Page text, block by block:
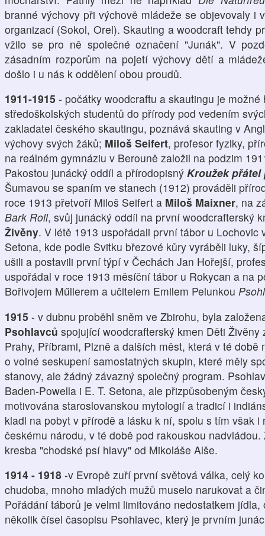
branné výchovy při výchově mládeže se objevovaly i
organizací (Sokol, Orel). Skauting a woodcraft tehdy
vžilo se pro ně společné označení "Junák". V
zásadním rozporům na pojetí výchovy dětí a
došlo i u nás k oddělení obou proudů.
1911-1915 - počátky woodcraftu a skautingu je možné
středoškolských studentů do přírody pod vedením
zakladatel českého skautingu, poznává skauting v
výchovy svých žáků; Miloš Seifert, profesor fyziky,
na reálném gymnáziu v Berouně založil na podzim
Pakostou junácký oddíl a přírodopisný Kroužek
Šumavou se spaním ve stanech (1912) prováděli
roce 1913 přetvoří Miloš Seifert a Miloš Maixner, na
Bark Roll, svůj junácký oddíl na první woodcrafterský
Živěny. V létě 1913 uspořádali první tábor u Lochovic
Setona, kde podle Svitku březové kůry vyráběli luky,
ušili a postavili první týpí v Čechách Jan Hořejší,
uspořádal v roce 1913 měsíční tábor u Rokycan a na
Bořivojem Műllerem a učitelem Emilem Pelunkou
1915 - v dubnu proběhl sněm ve Zbirohu, byla
Psohlavců spojující woodcrafterský kmen Děti
Prahy, Příbrami, Plzně a dalších měst, která v té době
o volné seskupení samostatných skupin, které měly
stanovy, ale žádný závazný společný program.
Baden-Powella i E. T. Setona, ale přizpůsobeným
motivována staroslovanskou mytologií a tradicí i
kladl na pobyt v přírodě a lásku k ní, spolu s tím však
českému národu, v té době pod rakouskou
kresba "chodské psí hlavy" od Mikoláše Alše.
1914 - 1918 -v Evropě zuří první světová válka, celý
chudoba, mnoho mladých mužů muselo narukovat a
Pořádání táborů je velmi limitováno nedostatkem
několik čísel časopisu Psohlavec, který je prvním